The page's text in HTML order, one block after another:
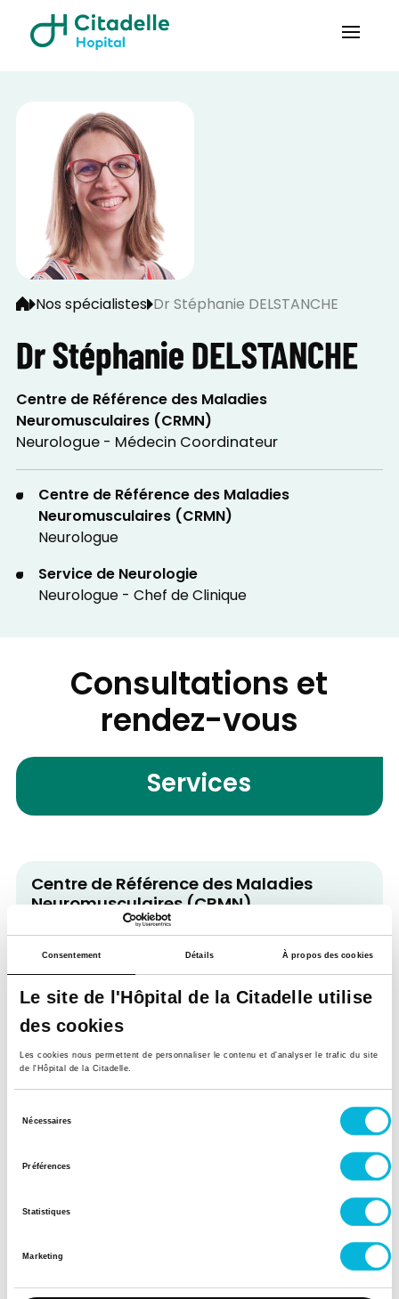
Consentement Détails À propos des cookies
Le site de l'Hôpital de la Citadelle utilise
des cookies
Les cookies nous permettent de personnaliser le contenu et d’analyser le trafic du site
de l'Hôpital de la Citadelle.
Nécessaires
Préférences
Statistiques
Marketing
Nos spécialistes Dr Stéphanie DELSTANCHE
Dr Stéphanie DELSTANCHE
Centre de Référence des Maladies
Neuromusculaires (CRMN)
Neurologue - Médecin Coordinateur
Centre de Référence des Maladies
Neuromusculaires (CRMN)
Neurologue
Service de Neurologie
Neurologue - Chef de Clinique
Consultations et
rendez-vous
Services
Centre de Référence des Maladies
Neuromusculaires (CRMN)
Contacter le service
Service de Neurologie
Contacter le service
Retour à tous nos spécialistes